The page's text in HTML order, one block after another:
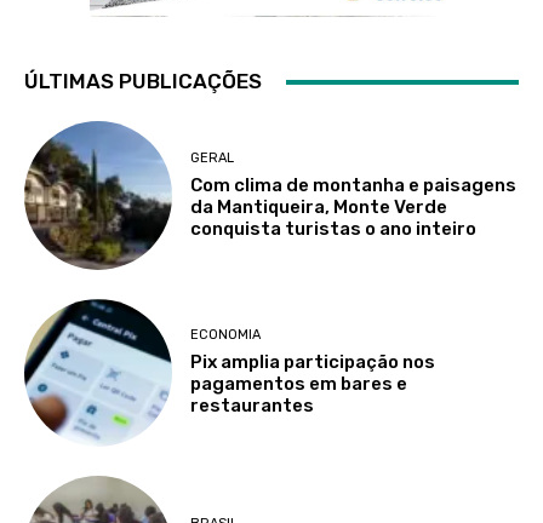
ÚLTIMAS PUBLICAÇÕES
GERAL
Com clima de montanha e paisagens
da Mantiqueira, Monte Verde
conquista turistas o ano inteiro
ECONOMIA
Pix amplia participação nos
pagamentos em bares e
restaurantes